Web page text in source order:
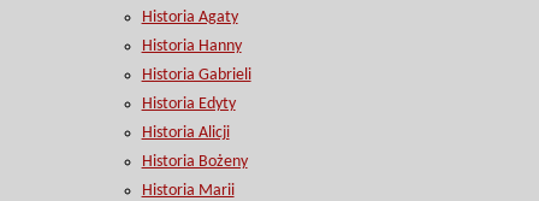
Historia Agaty
Historia Hanny
Historia Gabrieli
Historia Edyty
Historia Alicji
Historia Bożeny
Historia Marii